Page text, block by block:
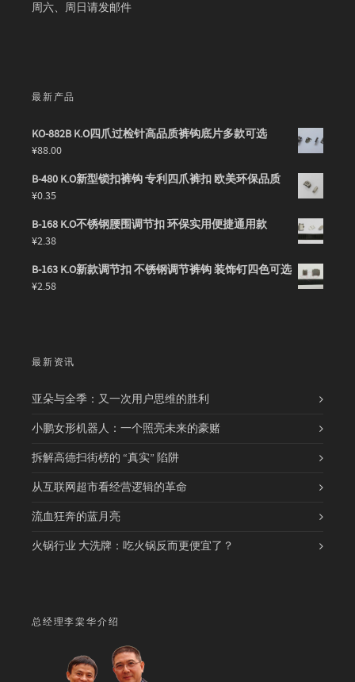
周六、周日请发邮件
最新产品
KO-882B K.O四爪过检针高品质裤钩底片多款可选
¥88.00
B-480 K.O新型锁扣裤钩 专利四爪裤扣 欧美环保品质
¥0.35
B-168 K.O不锈钢腰围调节扣 环保实用便捷通用款
¥2.38
B-163 K.O新款调节扣 不锈钢调节裤钩 装饰钉四色可选
¥2.58
最新资讯
亚朵与全季：又一次用户思维的胜利
小鹏女形机器人：一个照亮未来的豪赌
拆解高德扫街榜的 “真实” 陷阱
从互联网超市看经营逻辑的革命
流血狂奔的蓝月亮
火锅行业 大洗牌：吃火锅反而更便宜了？
总经理李棠华介绍